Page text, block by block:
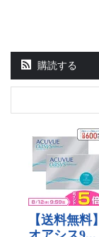
購読する